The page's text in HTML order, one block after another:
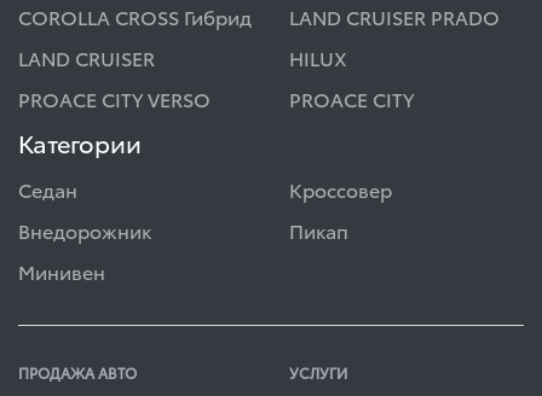
COROLLA CROSS Гибрид
LAND CRUISER PRADO
LAND CRUISER
HILUX
PROACE CITY VERSO
PROACE CITY
Категории
Седан
Кроссовер
Внедорожник
Пикап
Минивен
ПРОДАЖА АВТО УСЛУГИ